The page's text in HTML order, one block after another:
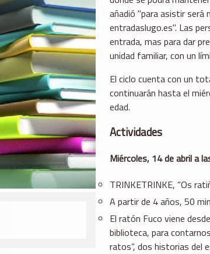
añadió "para asistir será
entradaslugo.es". Las
entrada, mas para dar
unidad familiar, con un
El ciclo cuenta con un
continuarán hasta el
edad.
Actividades
Miércoles, 14 de abril a
TRINKETRINKE, “Os
A partir de 4 años, 50
El ratón Fuco viene
biblioteca, para
ratos”, dos historias del